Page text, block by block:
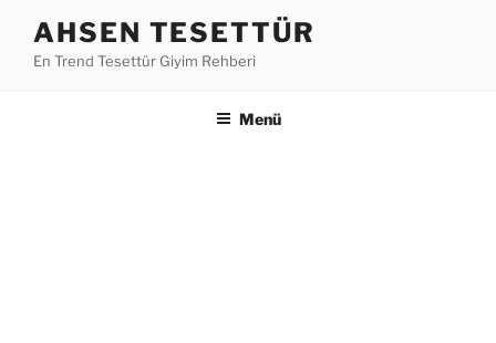
AHSEN TESETTÜR
En Trend Tesettür Giyim Rehberi
Menü